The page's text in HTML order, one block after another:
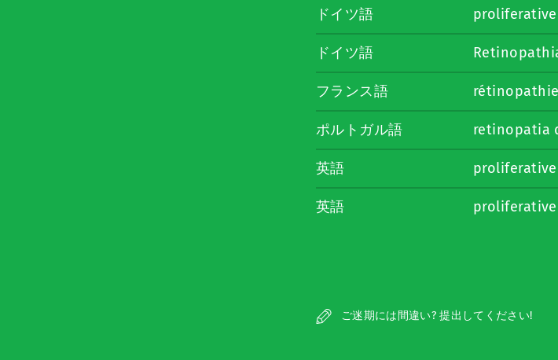
ドイツ語
ドイツ語
フランス語
ポルトガル語 retinopatia
英語
英語
ご迷期には間違い? 提出してください!